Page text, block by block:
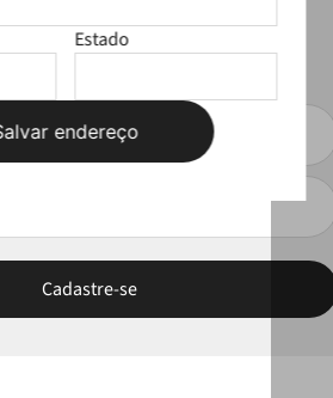
Estado
endereço